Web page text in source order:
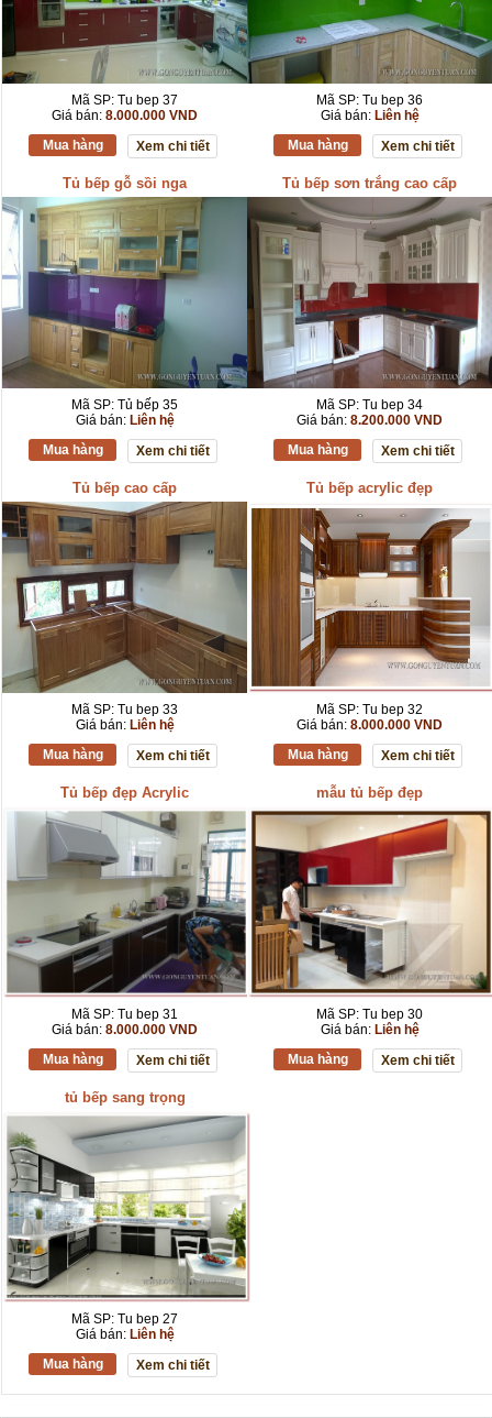
Mã SP: Tu bep 37
Giá bán: 8.000.000 VND
Mua hàng
Xem chi tiết
Mã SP: Tu bep 36
Giá bán: Liên hệ
Mua hàng
Xem chi tiết
Tủ bếp gỗ sồi nga
Mã SP: Tủ bếp 35
Giá bán: Liên hệ
Mua hàng
Xem chi tiết
Tủ bếp sơn trắng cao cấp
Mã SP: Tu bep 34
Giá bán: 8.200.000 VND
Mua hàng
Xem chi tiết
Tủ bếp cao cấp
Mã SP: Tu bep 33
Giá bán: Liên hệ
Mua hàng
Xem chi tiết
Tủ bếp acrylic đẹp
Mã SP: Tu bep 32
Giá bán: 8.000.000 VND
Mua hàng
Xem chi tiết
Tủ bếp đẹp Acrylic
Mã SP: Tu bep 31
Giá bán: 8.000.000 VND
Mua hàng
Xem chi tiết
mẫu tủ bếp đẹp
Mã SP: Tu bep 30
Giá bán: Liên hệ
Mua hàng
Xem chi tiết
tủ bếp sang trọng
Mã SP: Tu bep 27
Giá bán: Liên hệ
Mua hàng
Xem chi tiết